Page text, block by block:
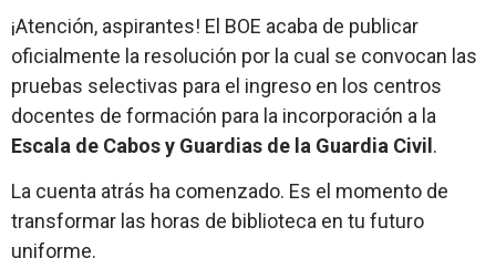
¡Atención, aspirantes! El BOE acaba de publicar
oficialmente la resolución por la cual se convocan las
pruebas selectivas para el ingreso en los centros
docentes de formación para la incorporación a la
Escala de Cabos y Guardias de la Guardia Civil.
La cuenta atrás ha comenzado. Es el momento de
transformar las horas de biblioteca en tu futuro
uniforme.